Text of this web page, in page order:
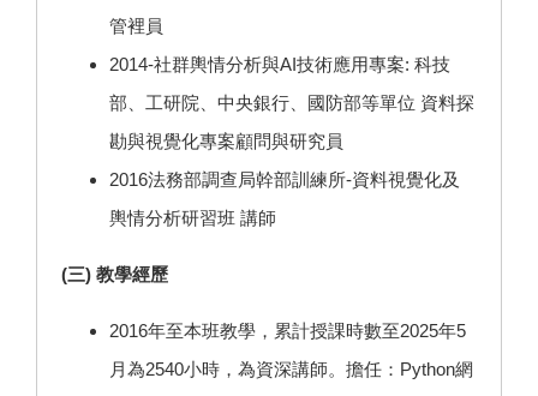
管裡員
2014-社群輿情分析與AI技術應用專案: 科技
部、工研院、中央銀行、國防部等單位 資料探
勘與視覺化專案顧問與研究員
2016法務部調查局幹部訓練所-資料視覺化及
輿情分析研習班 講師
(三) 教學經歷
2016年至本班教學，累計授課時數至2025年5
月為2540小時，為資深講師。擔任：Python網